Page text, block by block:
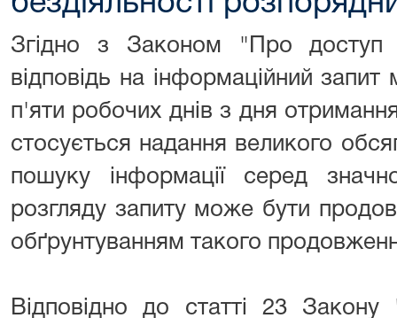
Згідно з Законом "Про доступ
відповідь на інформаційний
п'яти робочих днів з дня
стосується надання великого
пошуку інформації серед
розгляду запиту може бути
обґрунтуванням такого
Відповідно до статті 23